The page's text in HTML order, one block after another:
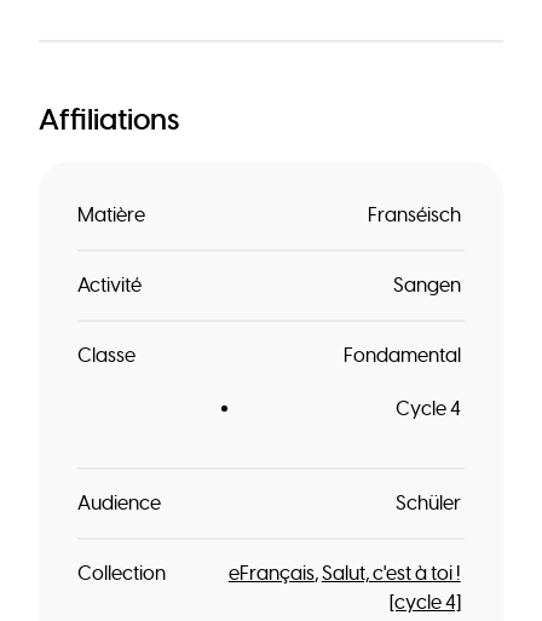
Affiliations
Matière Franséisch
Activité Sangen
Classe Fondamental
Cycle 4
Audience Schüler
Collection eFrançais Salut, c'est à toi !
[cycle 4]